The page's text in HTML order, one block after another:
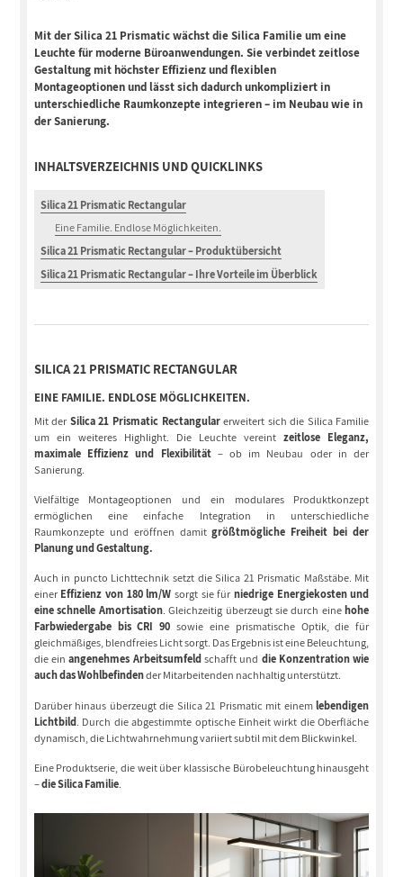
Mit der Silica 21 Prismatic wächst die Silica Familie um eine
Leuchte für moderne Büroanwendungen. Sie verbindet zeitlose
Gestaltung mit höchster Effizienz und flexiblen
Montageoptionen und lässt sich dadurch unkompliziert in
unterschiedliche Raumkonzepte integrieren – im Neubau wie in
der Sanierung.
INHALTSVERZEICHNIS UND QUICKLINKS
Silica 21 Prismatic Rectangular
Eine Familie. Endlose Möglichkeiten.
Silica 21 Prismatic Rectangular – Produktübersicht
Silica 21 Prismatic Rectangular – Ihre Vorteile im Überblick
SILICA 21 PRISMATIC RECTANGULAR
EINE FAMILIE. ENDLOSE MÖGLICHKEITEN.
Mit der Silica 21 Prismatic Rectangularerweitert sich die Silica Familie
um ein weiteres Highlight. Die Leuchte vereintzeitlose Eleganz,
maximale Effizienz und Flexibilität– ob im Neubau oder in der
Sanierung.
Vielfältige Montageoptionen und ein modulares Produktkonzept
ermöglichen eine einfache Integration in unterschiedliche
Raumkonzepte und eröffnen damitgrößtmögliche Freiheit bei der
Planung und Gestaltung.
Auch in puncto Lichttechnik setzt die Silica 21 Prismatic Maßstäbe. Mit
einer Effizienz von 180 lm/W sorgt sie für niedrige Energiekosten und
eine schnelle Amortisation. Gleichzeitig überzeugt sie durch einehohe
Farbwiedergabe bis CRI 90 sowie eine prismatische Optik, die für
gleichmäßiges, blendfreies Licht sorgt. Das Ergebnis ist eine Beleuchtung,
die einangenehmes Arbeitsumfeldschafft und die Konzentration wie
auch das Wohlbefindender Mitarbeitenden nachhaltig unterstützt.
Darüber hinaus überzeugt die Silica 21 Prismatic mit einemlebendigen
Lichtbild. Durch die abgestimmte optische Einheit wirkt die Oberfläche
dynamisch, die Lichtwahrnehmung variiert subtil mit dem Blickwinkel.
Eine Produktserie, die weit über klassische Bürobeleuchtung hinausgeht
–die Silica Familie.